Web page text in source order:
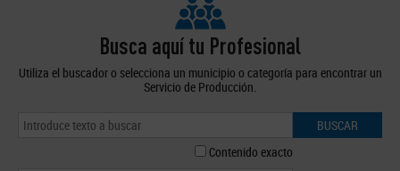
Busca aquí tu Profesional
Utiliza el buscador o selecciona un municipio o categoría para encontrar un
Servicio de Producción.
BUSCAR
Contenido exacto